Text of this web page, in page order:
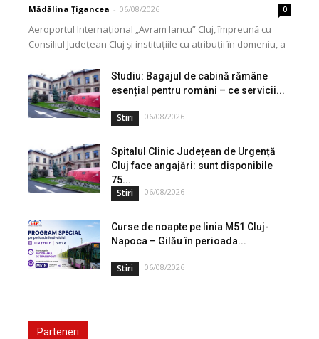
Mădălina Țigancea - 06/08/2026 0
Aeroportul Internațional „Avram Iancu” Cluj, împreună cu
Consiliul Județean Cluj și instituțiile cu atribuții în domeniu, a
Studiu: Bagajul de cabină rămâne
esențial pentru români – ce servicii...
Stiri 06/08/2026
Spitalul Clinic Județean de Urgență
Cluj face angajări: sunt disponibile
75...
Stiri 06/08/2026
Curse de noapte pe linia M51 Cluj-
Napoca – Gilău în perioada...
Stiri 06/08/2026
Parteneri